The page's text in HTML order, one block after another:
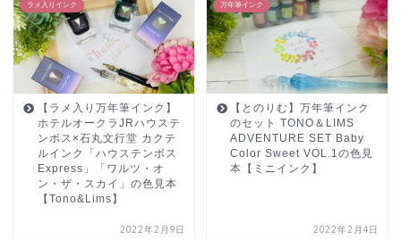
ラメ入りインク
【ラメ入り万年筆インク】
ホテルオークラJRハウステ
ンボス×石丸文行堂 カクテ
ルインク「ハウステンボス
Express」「ワルツ・オ
ン・ザ・スカイ」の色見本
【Tono&Lims】
2022年2月9日
万年筆インク
【とのりむ】万年筆インク
のセット TONO＆LIMS
ADVENTURE SET Baby
Color Sweet VOL.1の色見
本【ミニインク】
2022年2月4日